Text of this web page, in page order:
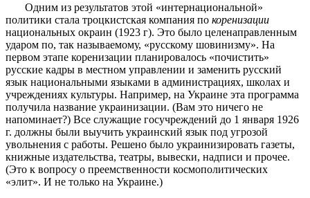
Одним из результатов этой «интернациональной»
политики стала троцкистская компания по коренизации
национальных окраин (1923 г). Это было целенаправленным
ударом по, так называемому, «русскому шовинизму». На
первом этапе коренизации планировалось «почистить»
русские кадры в местном управлении и заменить русский
язык национальными языками в администрациях, школах и
учреждениях культуры. Например, на Украине эта программа
получила название украинизации. (Вам это ничего не
напоминает?) Все служащие госучреждений до 1 января 1926
г. должны были выучить украинский язык под угрозой
увольнения с работы. Решено было украинизировать газеты,
книжные издательства, театры, вывески, надписи и прочее.
(Это к вопросу о преемственности космополитических
«элит». И не только на Украине.)